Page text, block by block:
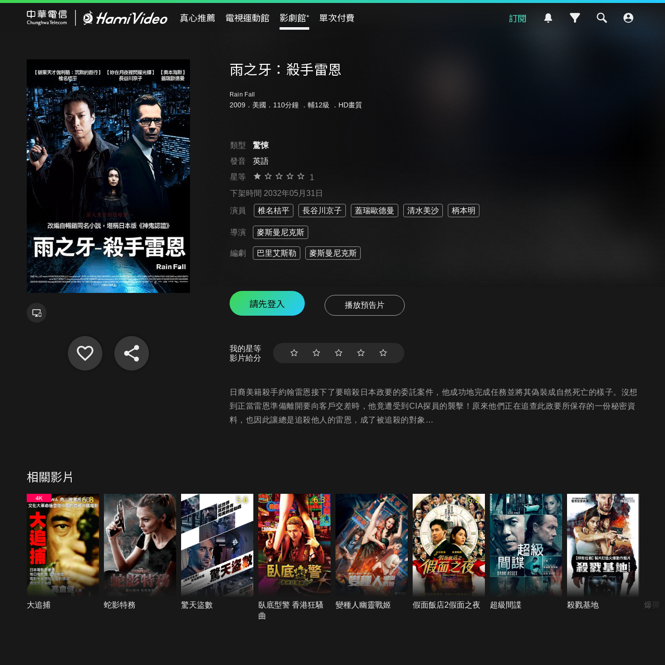
真心推薦 電視運動館 影劇館⁺ 單次付費 訂閱
雨之牙：殺手雷恩
Rain Fall
2009．美國．110分鐘 ． 輔12級 ．HD畫質
類型
驚悚
發音
英語
星等
1
下架時間 2032年05月31日
演員 椎名桔平 長谷川京子 蓋瑞歐德曼 清水美沙 柄本明
導演 麥斯曼尼克斯
編劇 巴里艾斯勒 麥斯曼尼克斯
請先登入 播放預告片
我的星等
影片給分
日裔美籍殺手約翰雷恩接下了要暗殺日本政要的委託案件，他成功地完成任務並將其偽裝成自然死亡的樣子。沒想
到正當雷恩準備離開要向客戶交差時，他竟遭受到CIA探員的襲擊！原來他們正在追查此政要所保存的一份秘密資
料，也因此讓總是追殺他人的雷恩，成了被追殺的對象…
相關影片
6.8
大追捕 蛇影特務
5.6
驚天盜數
6.3
臥底型警 香港狂騷
曲
變種人幽靈戰姬
6.2
假面飯店2假面之夜 超級間諜 殺戮基地 爆彈